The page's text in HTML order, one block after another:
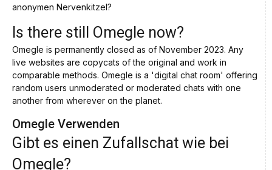
anonymen Nervenkitzel?
Is there still Omegle now?
Omegle is permanently closed as of November 2023. Any
live websites are copycats of the original and work in
comparable methods. Omegle is a 'digital chat room' offering
random users unmoderated or moderated chats with one
another from wherever on the planet.
Omegle Verwenden
Gibt es einen Zufallschat wie bei
Omegle?